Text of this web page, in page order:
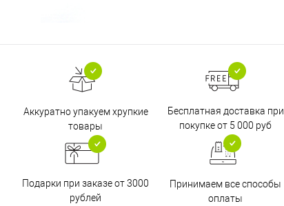
Аккуратно упакуем хрупкие
товары
Бесплатная доставка при
покупке от 5 000 руб
Подарки при заказе от 3000
рублей
Принимаем все способы
оплаты